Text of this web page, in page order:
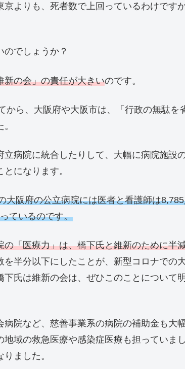
京よりも、死者数で上回っているわけです
でしょうか？
新の会」の責任が大きいのです。
から、大阪府や大阪市は、「行政の無駄を
病院に統合したりして、大幅に病院施設
になります。
大阪府の公立病院には医者と看護師は
ているのです。
の「医療力」は、橋下氏と維新のために半
半分以下にしたことが、新型コロナでの
氏は維新の会は、ぜひこのことについて
院など、慈善事業系の病院の補助金も大
域の救急医療や感染症医療も担っていま
ました。